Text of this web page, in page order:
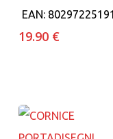
EAN:
19.90 €